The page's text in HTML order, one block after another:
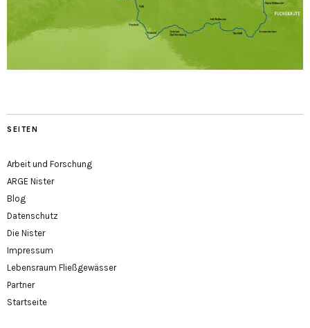
SEITEN
Arbeit und Forschung
ARGE Nister
Blog
Datenschutz
Die Nister
Impressum
Lebensraum Fließgewässer
Partner
Startseite